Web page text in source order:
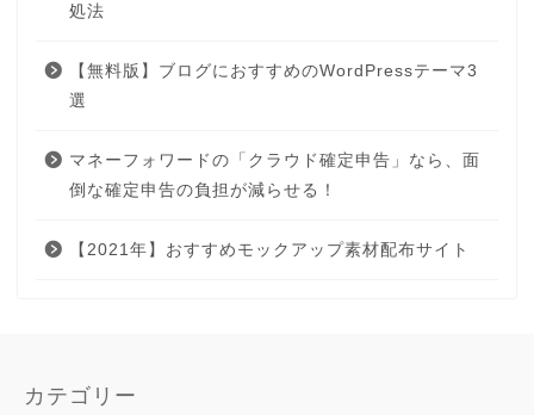
処法
【無料版】ブログにおすすめのWordPressテーマ3
選
マネーフォワードの「クラウド確定申告」なら、面
倒な確定申告の負担が減らせる！
【2021年】おすすめモックアップ素材配布サイト
カテゴリー